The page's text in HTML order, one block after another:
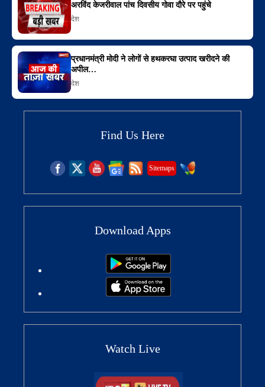
अरविंद केजरीवाल पांच दिवसीय गोवा दौरे पर पहुंचे
देश
प्रधानमंत्री मोदी ने लोगों से हथकरघा उत्पाद खरीदने की
अपील…
देश
Find Us Here
Sitemaps
Download Apps
Watch Live